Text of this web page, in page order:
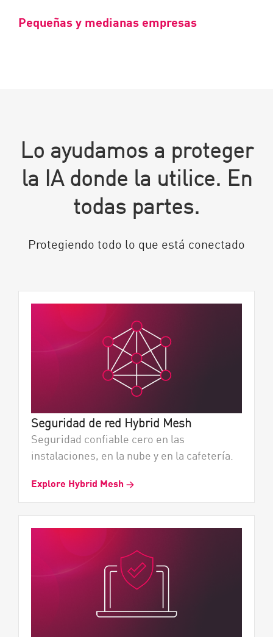
Pequeñas y medianas empresas
Lo ayudamos a proteger
la IA donde la utilice. En
todas partes.
Protegiendo todo lo que está conectado
Seguridad de red Hybrid Mesh
Seguridad confiable cero en las
instalaciones, en la nube y en la cafetería.
Explore Hybrid Mesh →